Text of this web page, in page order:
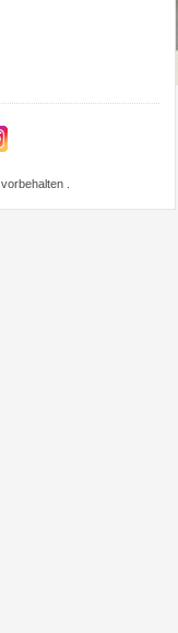
.